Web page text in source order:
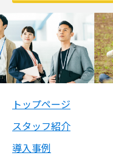
トップページ
スタッフ紹介
導入事例